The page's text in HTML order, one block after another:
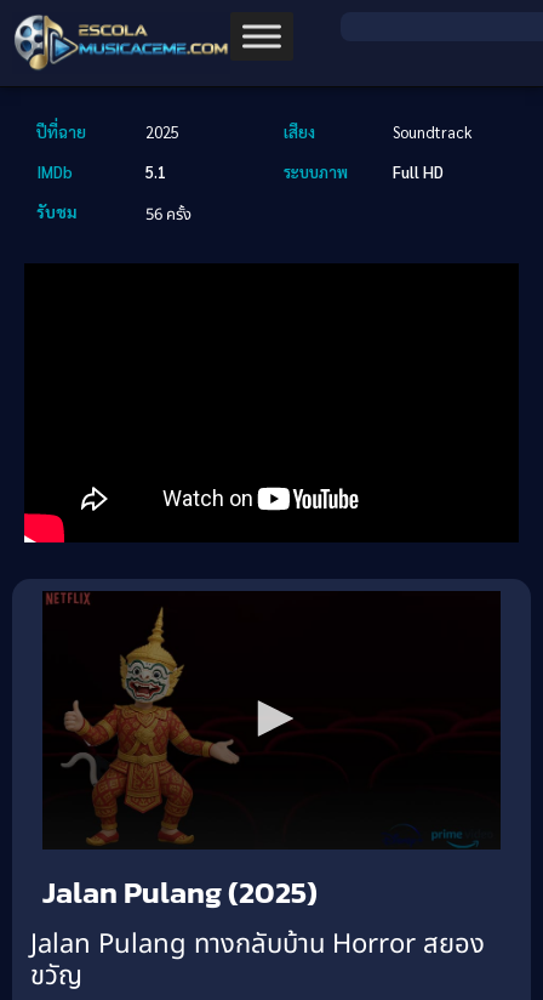
ปีที่ฉาย 2025 เสียง
Soundtrack
IMDb
5.1 ระบบภาพ
Full HD
รับชม
56 ครั้ง
Jalan Pulang (2025)
Jalan Pulang ทางกลับบ้าน Horror สยอง
ขวัญ